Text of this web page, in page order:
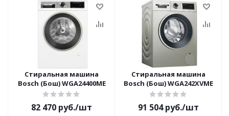
Стиральная машина
Bosch (Бош) WGA24400ME
82 470 руб./шт
Стиральная машина
Bosch (Бош) WGA242XVME
91 504руб./шт